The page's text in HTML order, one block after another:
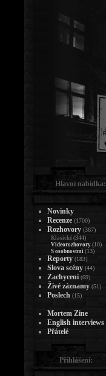
Hlavní nabídka:
Novinky
Recenze (1700)
Rozhovory (367)
Klasické (344)
Videorozhovory (10)
S osobnostmi (13)
Reporty (183)
Slova scény (44)
Zachycení (69)
Živé záznamy (51)
Poslech (15)
Mortem Zine
English interviews
Přátelé
Přihlášení: